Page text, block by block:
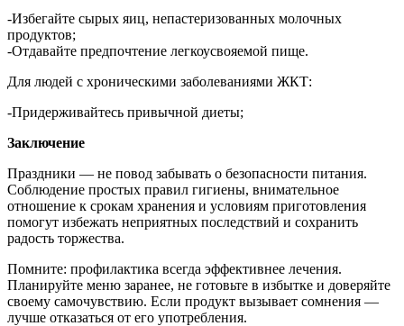
-Избегайте сырых яиц, непастеризованных молочных
продуктов;
-Отдавайте предпочтение легкоусвояемой пище.
Для людей с хроническими заболеваниями ЖКТ:
-Придерживайтесь привычной диеты;
Заключение
Праздники — не повод забывать о безопасности питания.
Соблюдение простых правил гигиены, внимательное
отношение к срокам хранения и условиям приготовления
помогут избежать неприятных последствий и сохранить
радость торжества.
Помните: профилактика всегда эффективнее лечения.
Планируйте меню заранее, не готовьте в избытке и доверяйте
своему самочувствию. Если продукт вызывает сомнения —
лучше отказаться от его употребления.